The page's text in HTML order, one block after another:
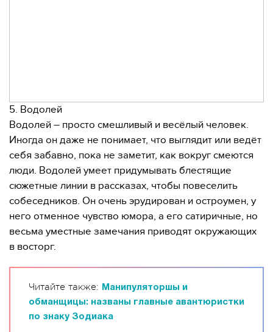
5. Водолей
Водолей – просто смешливый и весёлый человек.
Иногда он даже не понимает, что выглядит или ведёт
себя забавно, пока не заметит, как вокруг смеются
люди. Водолей умеет придумывать блестящие
сюжетные линии в рассказах, чтобы повеселить
собеседников. Он очень эрудирован и остроумен, у
него отменное чувство юмора, а его сатиричные, но
весьма уместные замечания приводят окружающих
в восторг.
Читайте также:
Манипуляторшы и
обманщицы: названы главные авантюристки
по знаку Зодиака